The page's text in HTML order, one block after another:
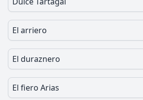
El arriero
El duraznero
El fiero Arias